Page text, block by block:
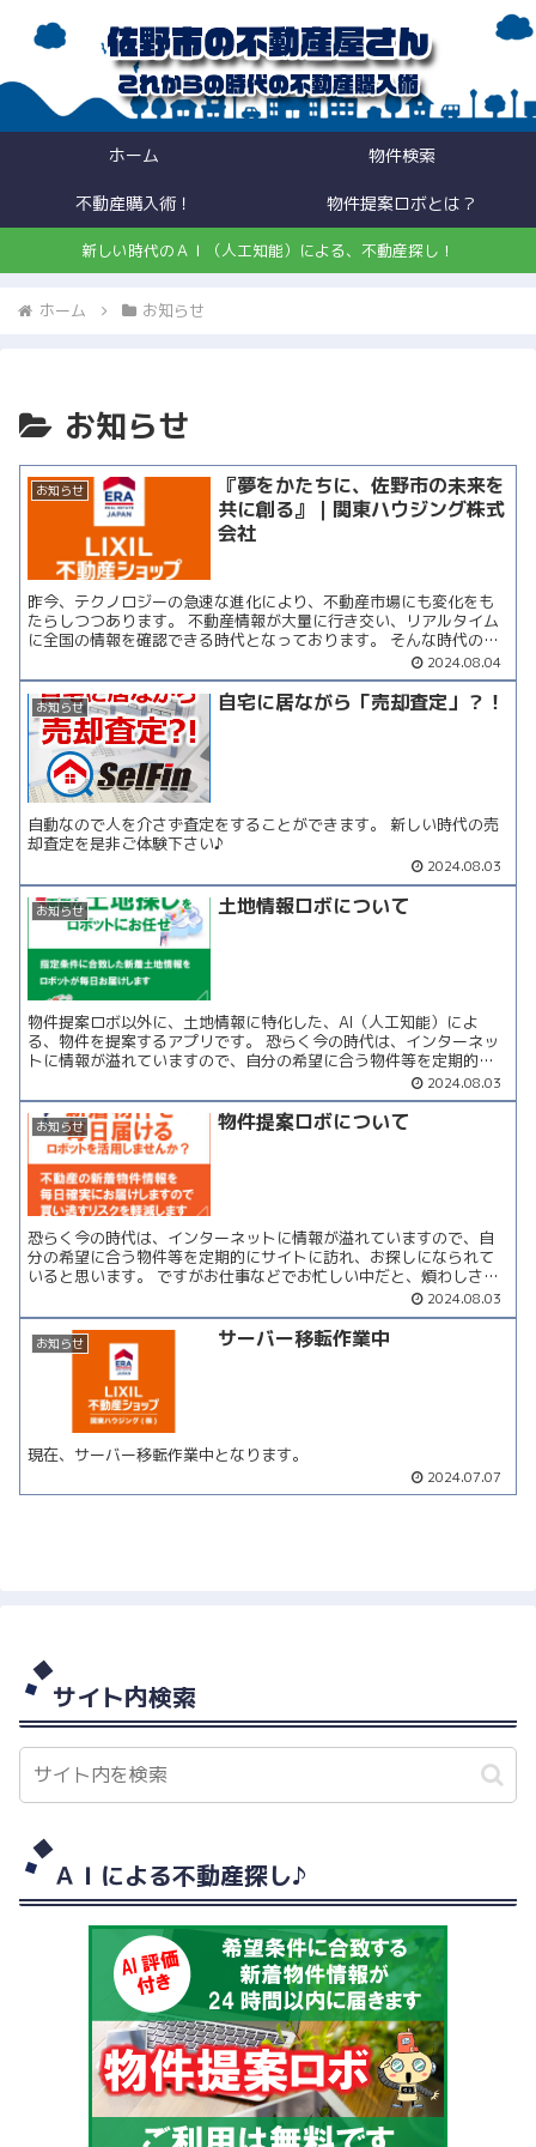
ホーム 物件検索
不動産購入術！ 物件提案ロボとは？
新しい時代のＡＩ（人工知能）による、不動産探し！
ホーム お知らせ
お知らせ
お知らせ
『夢をかたちに、佐野市の未来を
共に創る』｜関東ハウジング株式
会社
昨今、テクノロジーの急速な進化により、不動産市場にも変化をも
たらしつつあります。 不動産情報が大量に行き交い、リアルタイム
に全国の情報を確認できる時代となっております。 そんな時代の
中、弊社も社会変化に適応していくためにも、最新の技術を駆使...
2024.08.04
お知らせ 自宅に居ながら「売却査定」？！
自動なので人を介さず査定をすることができます。 新しい時代の売
却査定を是非ご体験下さい♪
2024.08.03
お知らせ 土地情報ロボについて
物件提案ロボ以外に、土地情報に特化した、AI（人工知能）によ
る、物件を提案するアプリです。 恐らく今の時代は、インターネッ
トに情報が溢れていますので、自分の希望に合う物件等を定期的に
サイトに訪れ、お探しになられていると思います。 ですがお仕...
2024.08.03
お知らせ 物件提案ロボについて
恐らく今の時代は、インターネットに情報が溢れていますので、自
分の希望に合う物件等を定期的にサイトに訪れ、お探しになられて
いると思います。 ですがお仕事などでお忙しい中だと、煩わしさや
面倒な作業なのではないでしょうか？ また、気になっている物...
2024.08.03
お知らせ サーバー移転作業中
現在、サーバー移転作業中となります。
2024.07.07
サイト内検索
ＡＩによる不動産探し♪